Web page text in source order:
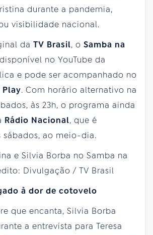
durante a pandemia,
visibilidade nacional.
da TV Brasil, o Samba na
no YouTube da
e pode ser acompanhado no
Play. Com horário alternativo na
às 23h, o programa ainda
Rádio Nacional, que é
sábados, ao meio-dia.
à dor de cotovelo
que encanta, Silvia Borba
a entrevista para Teresa